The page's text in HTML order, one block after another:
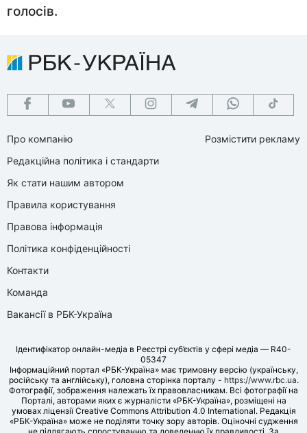
голосів.
Про компанію
Редакційна політика і стандарти
Як стати нашим автором
Правила користування
Правова інформація
Політика конфіденційності
Контакти
Команда
Вакансії в РБК-Україна
Розмістити рекламу
Ідентифікатор онлайн-медіа в Реєстрі суб’єктів у сфері медіа — R40-
05347
Інформаційний портал «РБК-Україна» має тримовну версію (українську,
російську та англійську), головна сторінка порталу - https://www.rbc.ua.
Фотографії, зображення належать їх правовласникам. Всі фотографії на
Порталі, авторами яких є журналісти «РБК-Україна», розміщені на
умовах ліцензії Creative Commons Attribution 4.0 International. Редакція
«РБК-Україна» може не поділяти точку зору авторів. Оціночні судження